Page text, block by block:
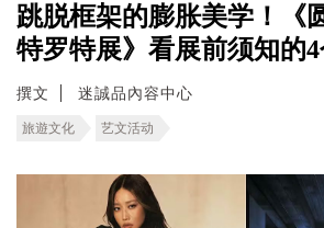
跳脱框架的膨胀美学！《
特罗特展》看展前须知的
撰文 迷誠品內容中心
旅遊文化 艺文活动